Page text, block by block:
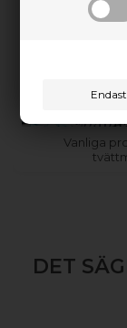
din
Vanliga
DET